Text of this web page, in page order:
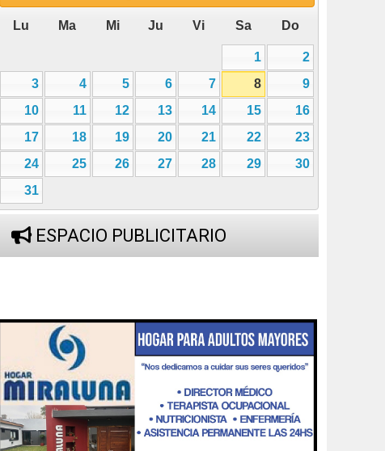
Lu Ma Mi Ju Vi Sa Do
1
2
3
4 5 6 7 8
9
10
11 12 13 14 15
16
17
18 19 20 21 22
23
24
25 26 27 28 29
30
31
ESPACIO PUBLICITARIO